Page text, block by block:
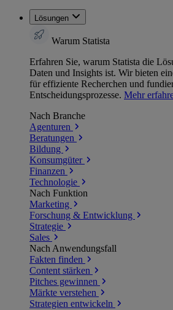
Lösungen
Warum Statista
Erfahren Sie, warum Statista die
Daten und Insights ist. Wir bieten
für effiziente Recherchen und
Entscheidungsprozesse. Mehr
Nach Branche
Agenturen
Beratungen
Bildung
Konsumgüter
Finanzen
Technologie
Nach Funktion
Marketing
Forschung & Entwicklung
Strategie
Sales
Nach Anwendungsfall
Fakten finden
Content stärken
Pitches gewinnen
Märkte verstehen
Strategien entwickeln